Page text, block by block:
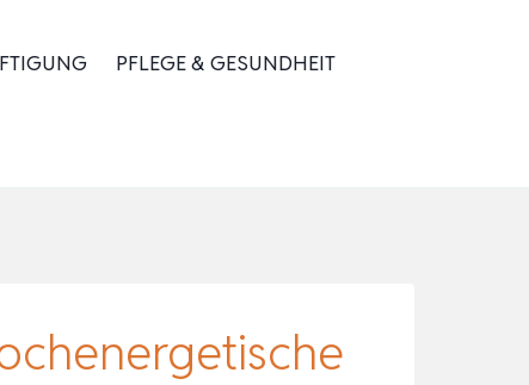
PFLEGE & GESUNDHEIT